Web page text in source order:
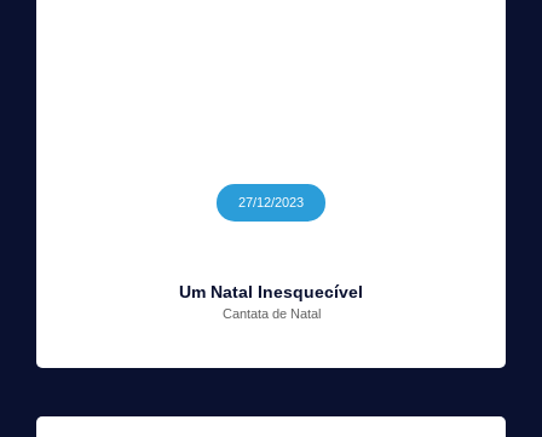
27/12/2023
Um Natal Inesquecível
Cantata de Natal